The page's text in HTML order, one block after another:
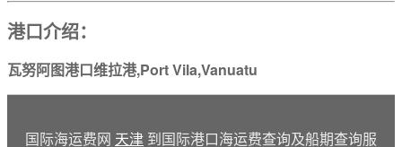
港口介绍：
瓦努阿图港口维拉港,Port Vila,Vanuatu
国际海运费网 天津 到国际港口海运费查询及船期查询服